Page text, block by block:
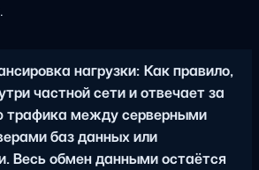
нагрузки: Как правило,
частной сети и отвечает за
трафика между серверными
баз данных или
Весь обмен данными остаётся